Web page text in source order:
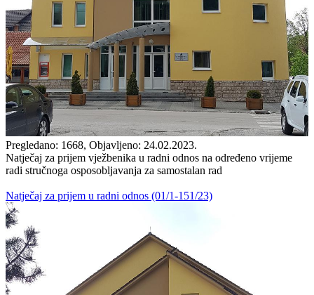
Pregledano: 1668, Objavljeno: 24.02.2023.
Natječaj za prijem vježbenika u radni odnos na određeno vrijeme
radi stručnoga osposobljavanja za samostalan rad
Natječaj za prijem u radni odnos (01/1-151/23)